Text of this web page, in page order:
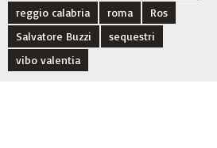
reggio calabria
roma
Ros
Salvatore Buzzi
sequestri
vibo valentia